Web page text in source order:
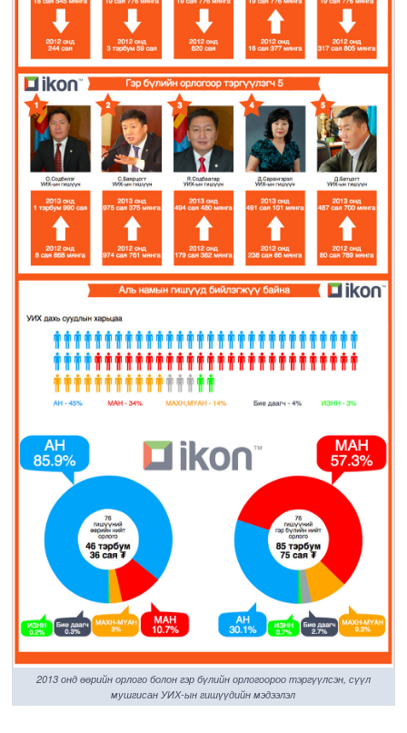
2013 онд өөрийн орлого болон гэр бүлийн орлогоороо тэргүүлсэн, сүүл
мушгисан УИХ-ын гишүүдийн мэдээлэл